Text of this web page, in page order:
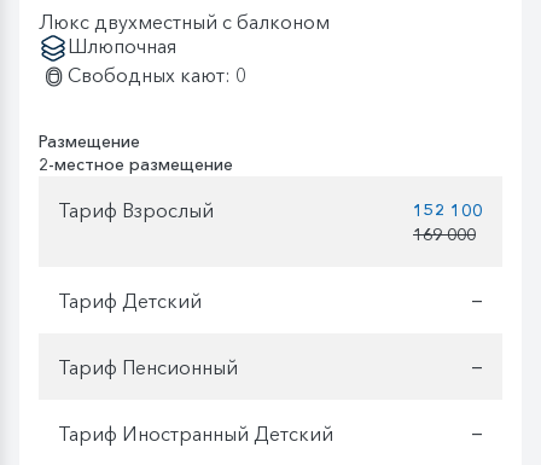
Люкс двухместный с балконом
Шлюпочная
Свободных кают: 0
Размещение
2-местное размещение
Тариф Взрослый
152 100
169 000
Тариф Детский —
Тариф Пенсионный —
Тариф Иностранный Детский —